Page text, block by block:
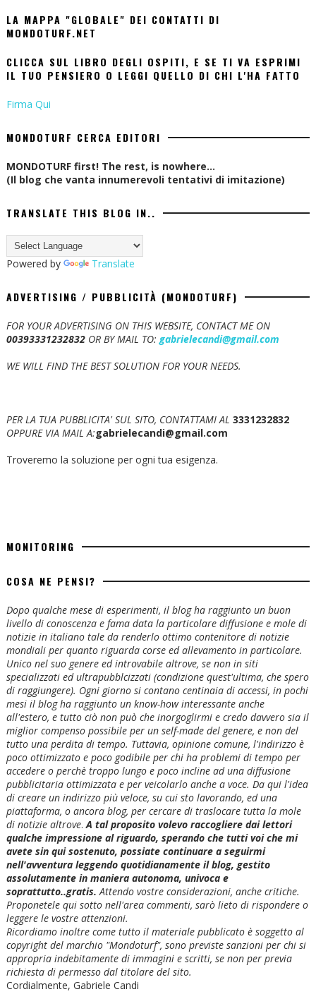
LA MAPPA "GLOBALE" DEI CONTATTI DI
MONDOTURF.NET
CLICCA SUL LIBRO DEGLI OSPITI, E SE TI VA ESPRIMI
IL TUO PENSIERO O LEGGI QUELLO DI CHI L'HA FATTO
Firma Qui
MONDOTURF CERCA EDITORI
MONDOTURF first! The rest, is nowhere...
(Il blog che vanta innumerevoli tentativi di imitazione)
TRANSLATE THIS BLOG IN..
Powered by Translate
ADVERTISING / PUBBLICITÀ (MONDOTURF)
FOR YOUR ADVERTISING ON THIS WEBSITE, CONTACT ME ON
00393331232832OR BY MAIL TO: gabrielecandi@gmail.com
WE WILL FIND THE BEST SOLUTION FOR YOUR NEEDS.
PER LA TUA PUBBLICITA' SUL SITO, CONTATTAMI AL 3331232832
OPPURE VIA MAIL A:gabrielecandi@gmail.com
Troveremo la soluzione per ogni tua esigenza.
MONITORING
COSA NE PENSI?
Dopo qualche mese di esperimenti, il blog ha raggiunto un buon
livello di conoscenza e fama data la particolare diffusione e mole di
notizie in italiano tale da renderlo ottimo contenitore di notizie
mondiali per quanto riguarda corse ed allevamento in particolare.
Unico nel suo genere ed introvabile altrove, se non in siti
specializzati ed ultrapubblcizzati (condizione quest'ultima, che spero
di raggiungere). Ogni giorno si contano centinaia di accessi, in pochi
mesi il blog ha raggiunto un know-how interessante anche
all'estero, e tutto ciò non può che inorgoglirmi e credo davvero sia il
miglior compenso possibile per un self-made del genere, e non del
tutto una perdita di tempo. Tuttavia, opinione comune, l'indirizzo è
poco ottimizzato e poco godibile per chi ha problemi di tempo per
accedere o perchè troppo lungo e poco incline ad una diffusione
pubblicitaria ottimizzata e per veicolarlo anche a voce. Da qui l'idea
di creare un indirizzo più veloce, su cui sto lavorando, ed una
piattaforma, o ancora blog, per cercare di traslocare tutta la mole
di notizie altrove. A tal proposito volevo raccogliere dai lettori
qualche impressione al riguardo, sperando che tutti voi che mi
avete sin qui sostenuto, possiate continuare a seguirmi
nell'avventura leggendo quotidianamente il blog, gestito
assolutamente in maniera autonoma, univoca e
soprattutto..gratis. Attendo vostre considerazioni, anche critiche.
Proponetele qui sotto nell'area commenti, sarò lieto di rispondere o
leggere le vostre attenzioni.
Ricordiamo inoltre come tutto il materiale pubblicato è soggetto al
copyright del marchio "Mondoturf", sono previste sanzioni per chi si
appropria indebitamente di immagini e scritti, se non per previa
richiesta di permesso dal titolare del sito.
Cordialmente, Gabriele Candi